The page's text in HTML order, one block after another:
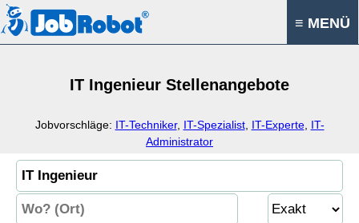
≡ MENÜ
IT Ingenieur Stellenangebote
Jobvorschläge: IT-Techniker, IT-Spezialist, IT-Experte, IT-
Administrator